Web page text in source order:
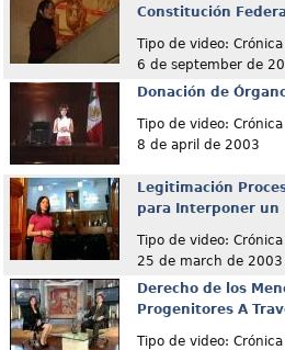
Constitución
Tipo de video: Crónica
6 de september de
Donación de
Tipo de video: Crónica
8 de april de 2003
Legitimación
para Interponer un
Tipo de video: Crónica
25 de march de 2003
Derecho de los
Progenitores A
Tipo de video: Crónica